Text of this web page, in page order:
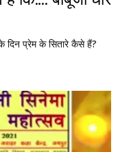
दिन प्रेम के सितारे कैसे हैं?